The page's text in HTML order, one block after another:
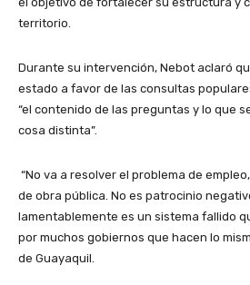
territorio.
Durante su intervención, Nebot aclaró
estado a favor de las consultas
“el contenido de las preguntas y lo que
cosa distinta”.
“No va a resolver el problema de
de obra pública. No es patrocinio
lamentablemente es un sistema fallido
por muchos gobiernos que hacen lo
de Guayaquil.